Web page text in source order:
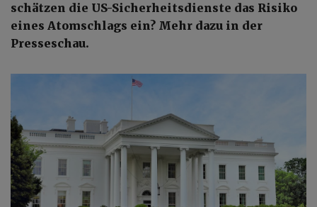
schätzen die US-Sicherheitsdienste das Risiko
eines Atomschlags ein? Mehr dazu in der
Presseschau.